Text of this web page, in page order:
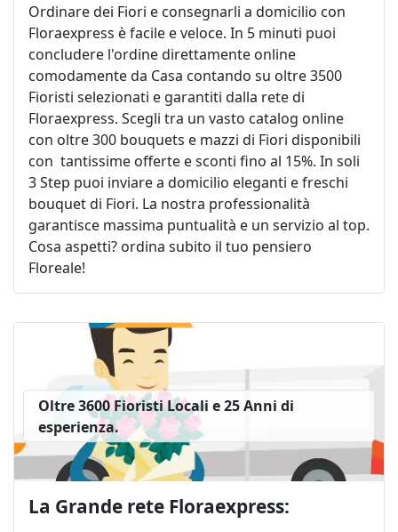
Ordinare dei Fiori e consegnarli a domicilio con
Floraexpress è facile e veloce. In 5 minuti puoi
concludere l'ordine direttamente online
comodamente da Casa contando su oltre 3500
Fioristi selezionati e garantiti dalla rete di
Floraexpress. Scegli tra un vasto catalog online
con oltre 300 bouquets e mazzi di Fiori disponibili
con tantissime offerte e sconti fino al 15%. In soli
3 Step puoi inviare a domicilio eleganti e freschi
bouquet di Fiori. La nostra professionalità
garantisce massima puntualità e un servizio al top.
Cosa aspetti? ordina subito il tuo pensiero
Floreale!
Oltre 3600 Fioristi Locali e 25 Anni di
esperienza.
La Grande rete Floraexpress: